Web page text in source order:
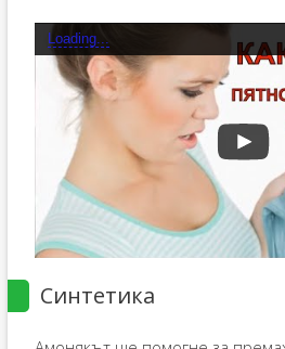
Loading...
Синтетика